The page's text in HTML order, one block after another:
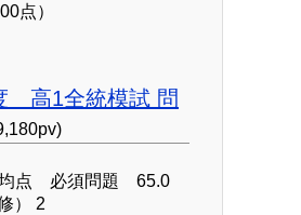
点）
高1全統模試 問
点 必須問題 65.0
） 2